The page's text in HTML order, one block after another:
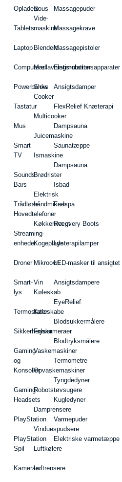
Opladere
Tablets
Laptop
Computere
Powerbanks
Tastatur
Mus
Smart
TV
Sounds
Bars
Trådløse
Hovedtelefoner
Streaming-
enheder
Droner
Smart-
lys
Termostater
Sikkerhedskameraer
Gaming
og
Konsoller
Gaming-
Headsets
PlayStation
PlayStation
Spil
Kameraer
Sous
Vide-
maskine
Blendere
Madlavningsrobotter
Slow
Cooker
Multicooker
Juicemaskine
Ismaskine
Brødrister
Elektrisk
håndmikser
Køkkenvægt
Kogeplade
Mikroovn
Vin
Køleskab
Køleskabe
Fryser
Vaskemaskiner
Opvaskemaskiner
Robotstøvsugere
Damprensere
Vinduespudsere
Luftkølere
Luftrensere
Massagepuder
Massagekrave
Massagepistoler
Elstimulationsapparater
Ansigtsdamper
FlexRelief Knæterapi
Dampsauna
Saunatæppe
Dampsauna
Isbad
Fodspa
Recovery Boots
Lysterapilamper
LED-masker til ansigtet
Ansigtsdampere
EyeRelief
Blodsukkermålere
Blodtryksmålere
Termometre
Tyngdedyner
Kugledyner
Varmepuder
Elektriske varmetæppe